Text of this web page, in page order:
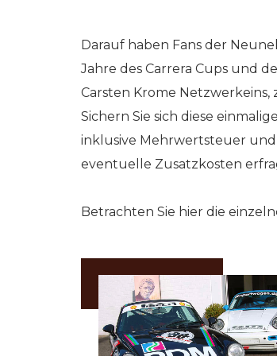
Darauf haben Fans der
Jahre des Carrera Cups und
Carsten Krome
Sichern Sie sich diese
inklusive Mehrwertsteuer
eventuelle Zusatzkosten
Betrachten Sie hier die
GO! // ONLINE-STORE BY WERK1
№ 001 |
|
– jetzt